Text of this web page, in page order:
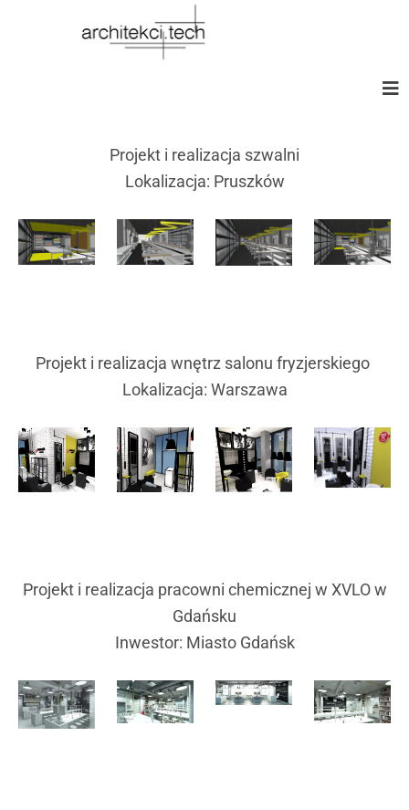
Projekt i realizacja szwalni
Lokalizacja: Pruszków
Projekt i realizacja wnętrz salonu fryzjerskiego
Lokalizacja: Warszawa
Projekt i realizacja pracowni chemicznej w XVLO w
Gdańsku
Inwestor: Miasto Gdańsk